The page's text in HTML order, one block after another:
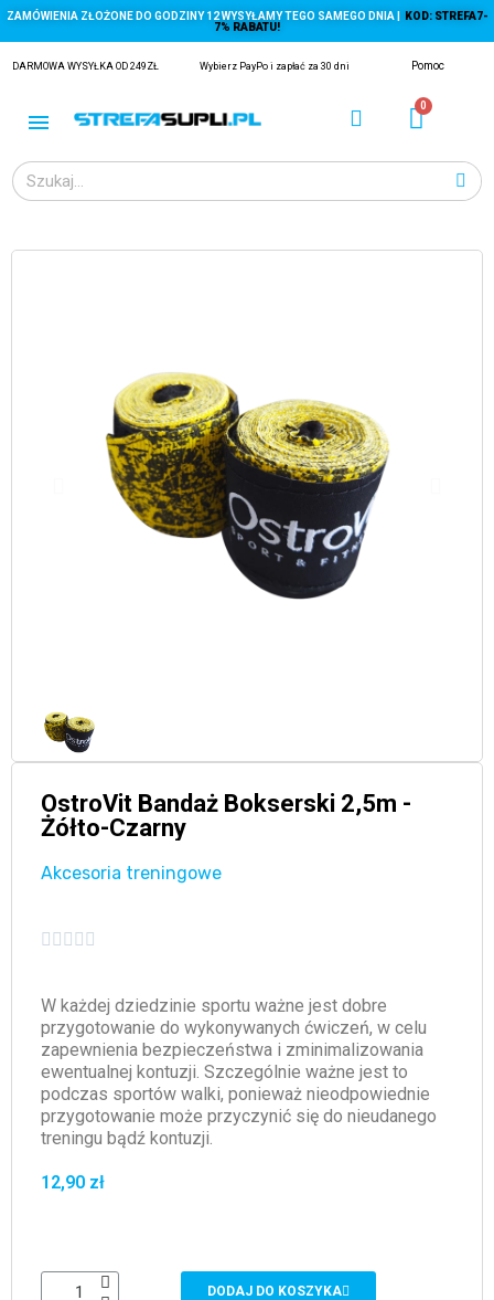
ZAMÓWIENIA ZŁOŻONE DO GODZINY 12 WYSYŁAMY TEGO SAMEGO DNIA |
KOD: STREFA7-
7% RABATU!
DARMOWA WYSYŁKA OD 249ZŁ Wybierz PayPo i zapłać za 30 dni Pomoc
OstroVit Bandaż Bokserski 2,5m -
Żółto-Czarny
Akcesoria treningowe
    
W każdej dziedzinie sportu ważne jest dobre
przygotowanie do wykonywanych ćwiczeń, w celu
zapewnienia bezpieczeństwa i zminimalizowania
ewentualnej kontuzji. Szczególnie ważne jest to
podczas sportów walki, ponieważ nieodpowiednie
przygotowanie może przyczynić się do nieudanego
treningu bądź kontuzji.
12,90 zł
DODAJ DO KOSZYKA